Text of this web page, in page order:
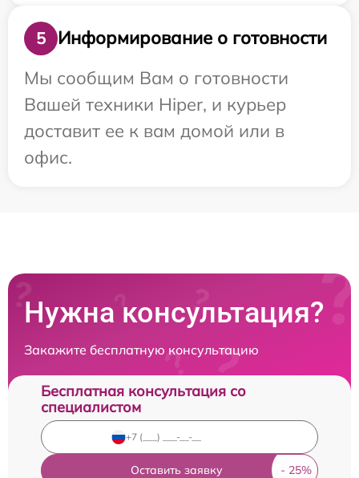
5
Информирование о готовности
Мы сообщим Вам о готовности
Вашей техники Hiper, и курьер
доставит ее к вам домой или в
офис.
Нужна консультация?
Закажите бесплатную консультацию
Бесплатная консультация со
специалистом
Оставить заявку